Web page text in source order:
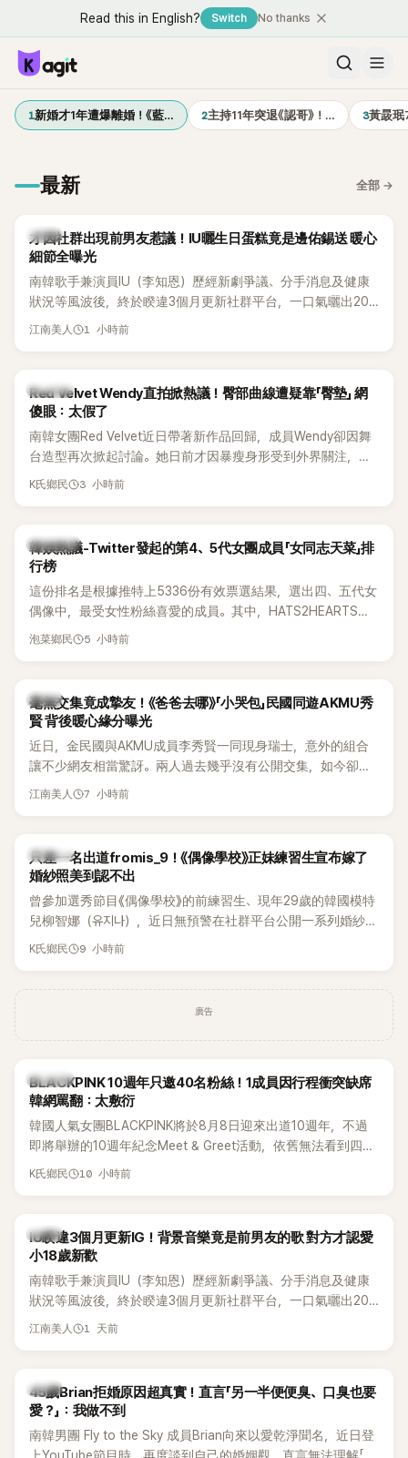
Read this in English? Switch No thanks
1新婚才1年遭爆離婚！《藍… 2主持11年突退《認哥》！… 3黃晸
最新 全部 →
韓星
才因社群出現前男友惹議！IU曬生日蛋糕竟是邊佑錫送 暖心
細節全曝光
南韓歌手兼演員IU（李知恩）歷經新劇爭議、分手消息及健康
狀況等風波後，終於睽違3個月更新社群平台，一口氣曬出20
張近況照，讓大批粉絲又驚又喜。其中，一張生日蛋糕照意外
江南美人 1 小時前
K-POP
Red Velvet Wendy直拍掀熱議！臀部曲線遭疑靠「臀墊」 網
傻眼：太假了
南韓女團Red Velvet近日帶著新作品回歸，成員Wendy卻因舞
台造型再次掀起討論。她日前才因暴瘦身形受到外界關注，又
被質疑在舞台上使用臀墊，如今最新打歌舞台曝光後，再度因
K氏鄉民 3 小時前
熱議討論
韓娛熱議-Twitter發起的第4、5代女團成員「女同志天菜」排
行榜
這份排名是根據推特上5336份有效票選結果，選出四、五代女
偶像中，最受女性粉絲喜愛的成員。其中，HATS2HEARTS成
員包攬了前三名，展現了她們在女性社群中的高人氣。
泡菜鄉民 5 小時前
韓星
毫無交集竟成摯友！《爸爸去哪》「小哭包」民國同遊AKMU秀
賢 背後暖心緣分曝光
近日，金民國與AKMU成員李秀賢一同現身瑞士，意外的組合
讓不少網友相當驚訝。兩人過去幾乎沒有公開交集，如今卻一
起踏上瑞士之旅，也讓粉絲紛紛好奇：「他們到底是怎麼認識
江南美人 7 小時前
K-POP
只差一名出道fromis_9！《偶像學校》正妹練習生宣布嫁了
婚紗照美到認不出
曾參加選秀節目《偶像學校》的前練習生、現年29歲的韓國模特
兒柳智娜（유지나），近日無預警在社群平台公開一系列婚紗
照，親自宣布即將步入婚姻，消息曝光後讓不少曾追看節目的
K氏鄉民 9 小時前
廣告
K-POP
BLACKPINK 10週年只邀40名粉絲！1成員因行程衝突缺席
韓網罵翻：太敷衍
韓國人氣女團BLACKPINK將於8月8日迎來出道10週年，不過
即將舉辦的10週年紀念Meet & Greet活動，依舊無法看到四人
合體。根據韓媒《MyDaily》7日報導，當天將由Jisoo（智秀）、
K氏鄉民 10 小時前
韓星
IU睽違3個月更新IG！背景音樂竟是前男友的歌 對方才認愛
小18歲新歡
南韓歌手兼演員IU（李知恩）歷經新劇爭議、分手消息及健康
狀況等風波後，終於睽違3個月更新社群平台，一口氣曬出20
張近況照，讓大批粉絲又驚又喜。不過，比起照片本身，更引
江南美人 1 天前
韓星
45歲Brian拒婚原因超真實！直言「另一半便便臭、口臭也要
愛？」：我做不到
南韓男團 Fly to the Sky 成員Brian向來以愛乾淨聞名，近日登